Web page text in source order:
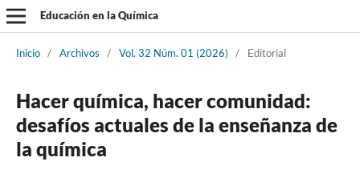
Educación en la Química
Inicio / Archivos / Vol. 32 Núm. 01 (2026) / Editorial
Hacer química, hacer comunidad:
desafíos actuales de la enseñanza de
la química